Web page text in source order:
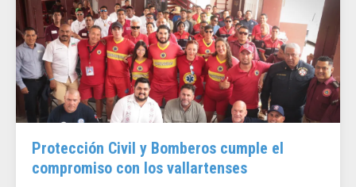
Protección Civil y Bomberos cumple el
compromiso con los vallartenses